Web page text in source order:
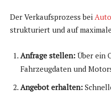
Der Verkaufsprozess bei
strukturiert und auf
Anfrage stellen: Über ein
Fahrzeugdaten und
Angebot erhalten: